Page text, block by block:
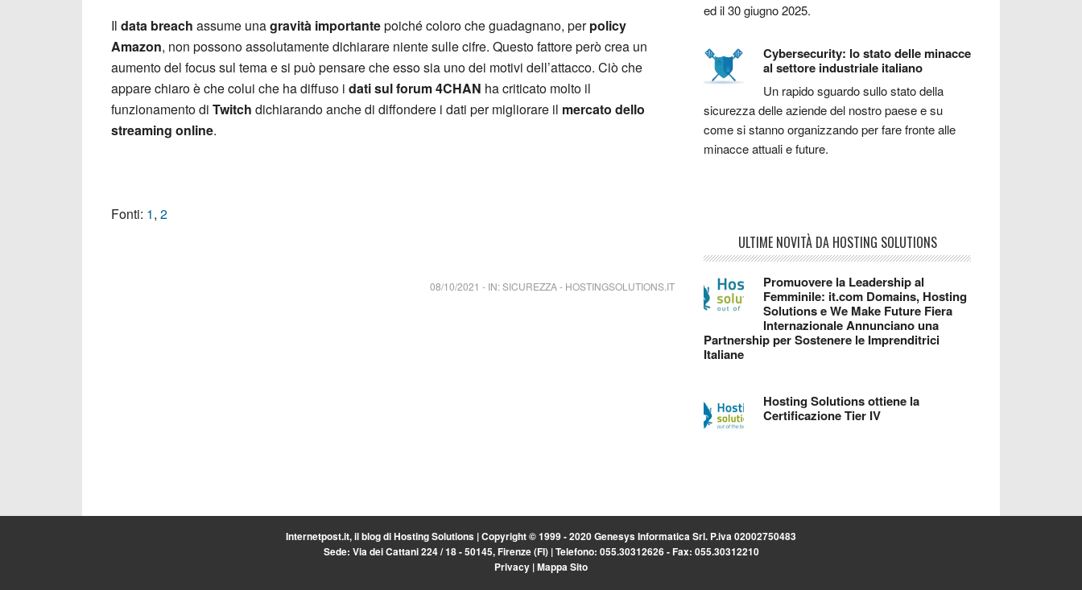
Il data breach assume unagravità importantepoiché coloro che guadagnano, perpolicy
Amazon, non possono assolutamente dichiarare niente sulle cifre. Questo fattore però crea un
aumento del focus sul tema e si può pensare che esso sia uno dei motivi dell’attacco. Ciò che
appare chiaro è che colui che ha diffuso i dati sul forum4CHAN ha criticato molto il
funzionamento di Twitch dichiarando anche di diffondere i dati per migliorare il mercato dello
streaming online.
Fonti: 1, 2
08/10/2021 - IN:SICUREZZA- HOSTINGSOLUTIONS.IT
ed il 30 giugno 2025.
Cybersecurity: lo stato delle minacce
al settore industriale italiano
Un rapido sguardo sullo stato della
sicurezza delle aziende del nostro paese e su
come si stanno organizzando per fare fronte alle
minacce attuali e future.
ULTIME NOVITÀ DA HOSTING SOLUTIONS
Promuovere la Leadership al
Femminile: it.com Domains, Hosting
Solutions e We Make Future Fiera
Internazionale Annunciano una
Partnership per Sostenere le Imprenditrici
Italiane
Hosting Solutions ottiene la
Certificazione Tier IV
Internetpost.it, il blog diHosting Solutions | Copyright © 1999 - 2020 Genesys Informatica Srl. P.iva 02002750483
Sede: Via dei Cattani 224 / 18 - 50145, Firenze (FI) | Telefono: 055.30312626 - Fax: 055.30312210
Privacy |Mappa Sito